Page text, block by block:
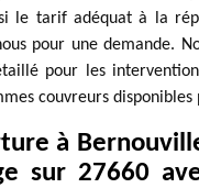
le tarif adéquat à la
pour une demande.
pour les
couvreurs disponibles
à
sur 27660